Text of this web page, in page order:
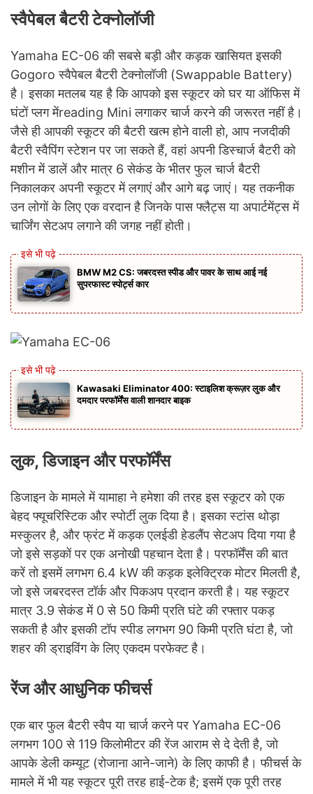
स्वैपेबल बैटरी टेक्नोलॉजी
Yamaha EC-06 की सबसे बड़ी और कड़क खासियत इसकी
Gogoro स्वैपेबल बैटरी टेक्नोलॉजी (Swappable Battery)
है। इसका मतलब यह है कि आपको इस स्कूटर को घर या ऑफिस में
घंटों प्लग मेंreading Mini लगाकर चार्ज करने की जरूरत नहीं है।
जैसे ही आपकी स्कूटर की बैटरी खत्म होने वाली हो, आप नजदीकी
बैटरी स्वैपिंग स्टेशन पर जा सकते हैं, वहां अपनी डिस्चार्ज बैटरी को
मशीन में डालें और मात्र 6 सेकंड के भीतर फुल चार्ज बैटरी
निकालकर अपनी स्कूटर में लगाएं और आगे बढ़ जाएं। यह तकनीक
उन लोगों के लिए एक वरदान है जिनके पास फ्लैट्स या अपार्टमेंट्स में
चार्जिंग सेटअप लगाने की जगह नहीं होती।
BMW M2 CS: जबरदस्त स्पीड और पावर के साथ आई नई
सुपरफास्ट स्पोर्ट्स कार
Kawasaki Eliminator 400: स्टाइलिश क्रूज़र लुक और
दमदार परफॉर्मेंस वाली शानदार बाइक
लुक, डिजाइन और परफॉर्मेंस
डिजाइन के मामले में यामाहा ने हमेशा की तरह इस स्कूटर को एक
बेहद फ्यूचरिस्टिक और स्पोर्टी लुक दिया है। इसका स्टांस थोड़ा
मस्कुलर है, और फ्रंट में कड़क एलईडी हेडलैंप सेटअप दिया गया है
जो इसे सड़कों पर एक अनोखी पहचान देता है। परफॉर्मेंस की बात
करें तो इसमें लगभग 6.4 kW की कड़क इलेक्ट्रिक मोटर मिलती है,
जो इसे जबरदस्त टॉर्क और पिकअप प्रदान करती है। यह स्कूटर
मात्र 3.9 सेकंड में 0 से 50 किमी प्रति घंटे की रफ्तार पकड़
सकती है और इसकी टॉप स्पीड लगभग 90 किमी प्रति घंटा है, जो
शहर की ड्राइविंग के लिए एकदम परफेक्ट है।
रेंज और आधुनिक फीचर्स
एक बार फुल बैटरी स्वैप या चार्ज करने पर Yamaha EC-06
लगभग 100 से 119 किलोमीटर की रेंज आराम से दे देती है, जो
आपके डेली कम्यूट (रोजाना आने-जाने) के लिए काफी है। फीचर्स के
मामले में भी यह स्कूटर पूरी तरह हाई-टेक है; इसमें एक पूरी तरह